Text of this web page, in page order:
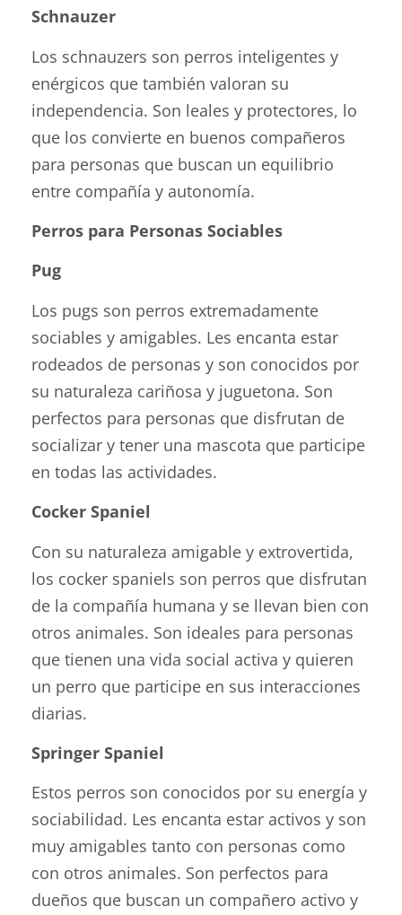
Schnauzer
Los schnauzers son perros inteligentes y
enérgicos que también valoran su
independencia. Son leales y protectores, lo
que los convierte en buenos compañeros
para personas que buscan un equilibrio
entre compañía y autonomía.
Perros para Personas Sociables
Pug
Los pugs son perros extremadamente
sociables y amigables. Les encanta estar
rodeados de personas y son conocidos por
su naturaleza cariñosa y juguetona. Son
perfectos para personas que disfrutan de
socializar y tener una mascota que participe
en todas las actividades.
Cocker Spaniel
Con su naturaleza amigable y extrovertida,
los cocker spaniels son perros que disfrutan
de la compañía humana y se llevan bien con
otros animales. Son ideales para personas
que tienen una vida social activa y quieren
un perro que participe en sus interacciones
diarias.
Springer Spaniel
Estos perros son conocidos por su energía y
sociabilidad. Les encanta estar activos y son
muy amigables tanto con personas como
con otros animales. Son perfectos para
dueños que buscan un compañero activo y